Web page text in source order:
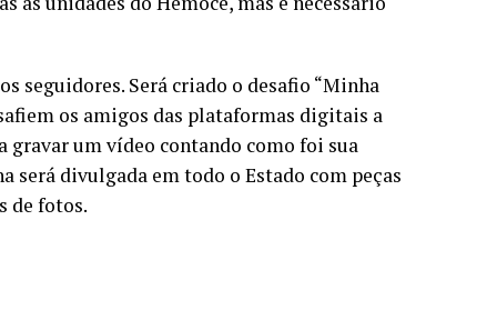
seguidores. Será criado o desafio “Minha
os amigos das plataformas digitais a
gravar um vídeo contando como foi sua
será divulgada em todo o Estado com peças
de fotos.